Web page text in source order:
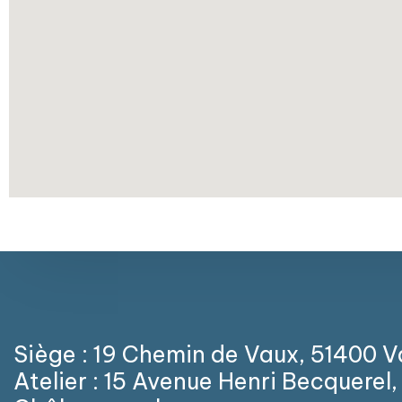
Siège : 19 Chemin de Vaux, 51400
Atelier : 15 Avenue Henri